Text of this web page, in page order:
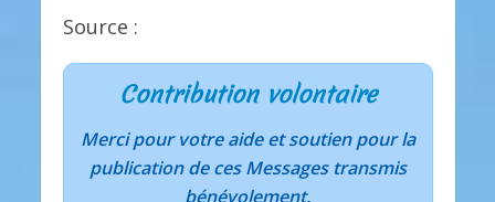
Source :
Contribution volontaire
Merci pour votre aide et soutien pour la
publication de ces Messages transmis
bénévolement.